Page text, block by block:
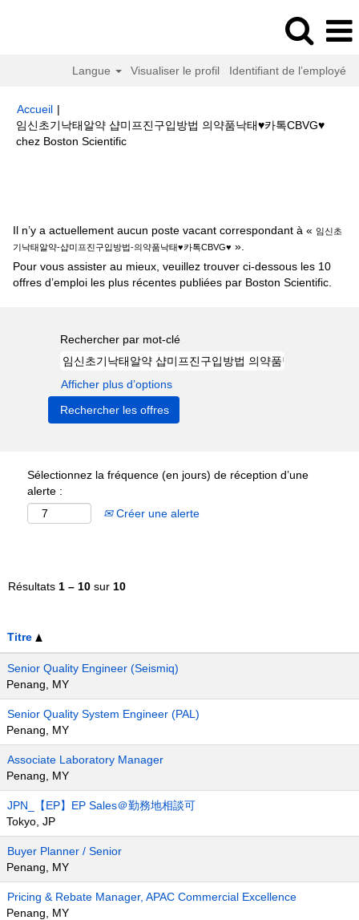
Langue Visualiser le profil Identifiant de l’employé
Accueil |
임신초기낙­태알약 샵미­프­진구입방법 의약품낙­태♥카톡CBVG♥
chez Boston Scientific(page
Il n’y a actuellement aucun poste vacant correspondant à « 임신초
기낙­태알약-샵미­프­진구입방법-의약품낙­태♥카톡CBVG♥ ».
Pour vous assister au mieux, veuillez trouver ci-dessous les 10
offres d’emploi les plus récentes publiées par Boston Scientific.
Rechercher par mot-clé
Afficher plus d’options
Sélectionnez la fréquence (en jours) de réception d’une
alerte :
Créer une alerte
Résultats 1 – 10 sur 10
Titre
Senior Quality Engineer (Seismiq)
Penang, MY
Senior Quality System Engineer (PAL)
Penang, MY
Associate Laboratory Manager
Penang, MY
JPN_【EP】EP Sales＠勤務地相談可
Tokyo, JP
Buyer Planner / Senior
Penang, MY
Pricing & Rebate Manager, APAC Commercial Excellence
Penang, MY